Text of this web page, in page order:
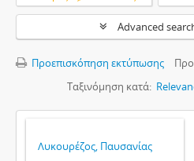
Advanced
Προεπισκόπηση εκτύπωσης
Ταξινόμηση κατά:
Λυκουρέζος, Παυσανίας